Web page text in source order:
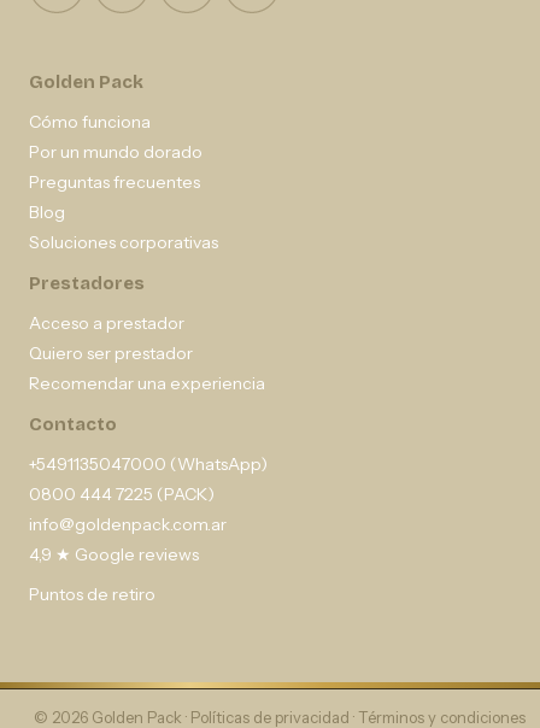
Golden Pack
Cómo funciona
Por un mundo dorado
Preguntas frecuentes
Blog
Soluciones corporativas
Prestadores
Acceso a prestador
Quiero ser prestador
Recomendar una experiencia
Contacto
+5491135047000 (WhatsApp)
0800 444 7225 (PACK)
info@goldenpack.com.ar
4,9 ★ Google reviews
Puntos de retiro
© 2026 Golden Pack · Políticas de privacidad · Términos y condiciones